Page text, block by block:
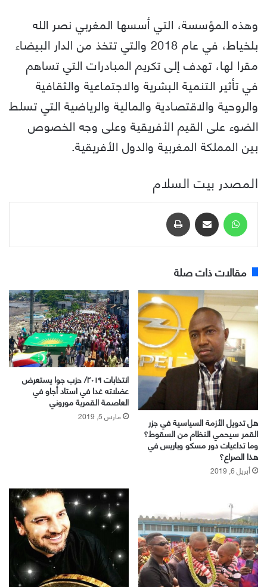
وهذه المؤسسة، التي أسسها المغربي نصر الله
بلخياط، في عام 2018 والتي تتخذ من الدار البيضاء
مقرا لها، تهدف إلى تكريم المبادرات التي تساهم
في تأثير التنمية البشرية والاجتماعية والثقافية
والروحية والاقتصادية والمالية والرياضية التي تسلط
الضوء على القيم الأفريقية وعلى وجه الخصوص
بين المملكة المغربية والدول الأفريقية.
المصدر بيت السلام
واتساب مشاركة عبر البريد
مقالات ذات صلة
هل تدويل الأزمة السياسية في جزر
القمر سيحمي النظام من السقوط؟
وما تداعيات دور مسکو وباريس في
هذا الصراع؟
أبريل 6, 2019
انتخابات ٢٠١٩/ حزب جوا يستعرض
عضلاته غدا في استاد أجاو في
العاصمة القمرية موروني
مارس 5, 2019